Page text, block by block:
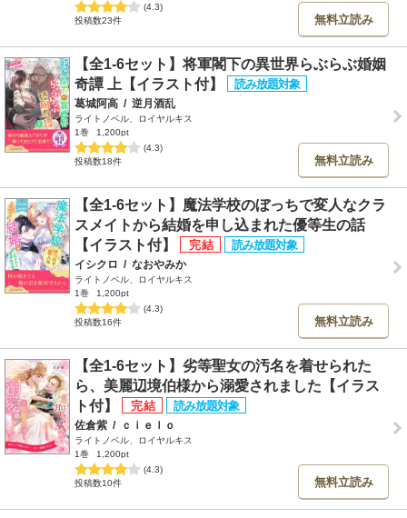
(4.3)
投稿数23件
無料立読み
【全1-6セット】将軍閣下の異世界らぶらぶ婚姻
奇譚 上【イラスト付】
葛城阿高 / 逆月酒乱
ライトノベル、ロイヤルキス
1巻
1,200pt
(4.3)
投稿数18件
無料立読み
【全1-6セット】魔法学校のぼっちで変人なクラ
スメイトから結婚を申し込まれた優等生の話
【イラスト付】
イシクロ / なおやみか
ライトノベル、ロイヤルキス
1巻
1,200pt
(4.3)
投稿数16件
無料立読み
【全1-6セット】劣等聖女の汚名を着せられた
ら、美麗辺境伯様から溺愛されました【イラス
ト付】
佐倉紫 / ｃｉｅｌｏ
ライトノベル、ロイヤルキス
1巻
1,200pt
(4.3)
投稿数10件
無料立読み